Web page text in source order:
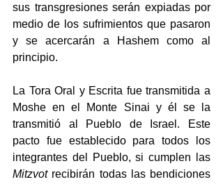
sus transgresiones serán expiadas por
medio de los sufrimientos que pasaron
y se acercarán a Hashem como al
principio.
La Tora Oral y Escrita fue transmitida a
Moshe en el Monte Sinai y él se la
transmitió al Pueblo de Israel. Este
pacto fue establecido para todos los
Mitzvot recibirán todas las bendiciones